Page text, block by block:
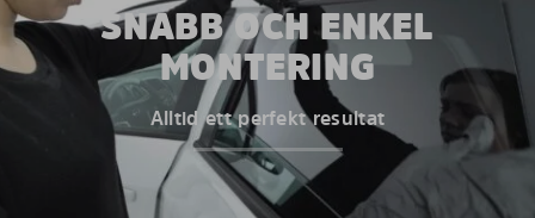
SNABB OCH ENKEL
MONTERING
Alltid ett perfekt resultat